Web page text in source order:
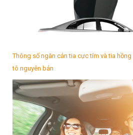
Thông số ngăn cản tia cực tím và tia
tô nguyên bản